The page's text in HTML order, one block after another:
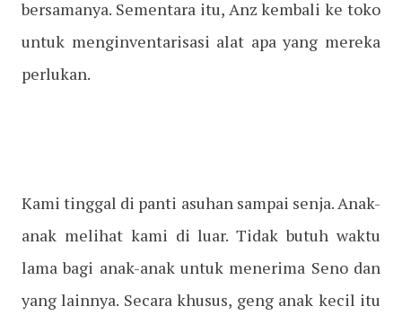
bersamanya. Sementara itu, Anz kembali ke toko
untuk menginventarisasi alat apa yang mereka
perlukan.
Kami tinggal di panti asuhan sampai senja. Anak-
anak melihat kami di luar. Tidak butuh waktu
lama bagi anak-anak untuk menerima Seno dan
yang lainnya. Secara khusus, geng anak kecil itu